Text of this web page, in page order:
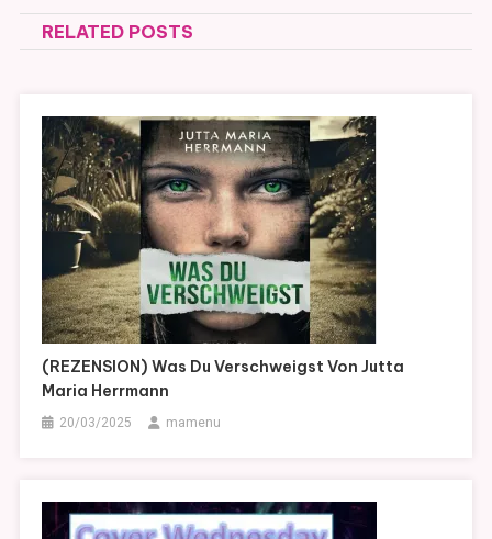
RELATED POSTS
(REZENSION) Was Du Verschweigst Von Jutta
Maria Herrmann
20/03/2025 mamenu